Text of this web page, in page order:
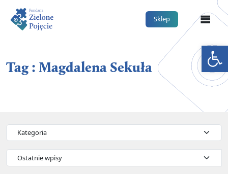
Sklep
Tag : Magdalena Sekuła
Kategorie